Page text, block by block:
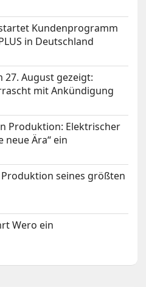
Kundenprogramm
in Deutschland
27. August gezeigt:
mit Ankündigung
Produktion: Elektrischer
neue Ära“ ein
seines größten
Wero ein